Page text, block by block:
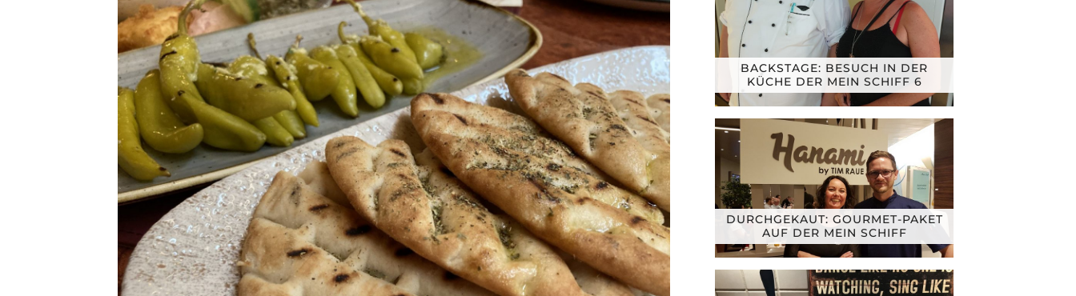
BACKSTAGE: BESUCH IN DER
KÜCHE DER MEIN SCHIFF 6
DURCHGEKAUT: GOURMET-PAKET
AUF DER MEIN SCHIFF